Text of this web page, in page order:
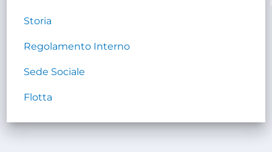
Storia
Regolamento Interno
Sede Sociale
Flotta